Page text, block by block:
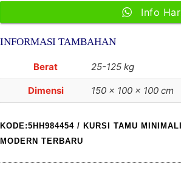
modern
Info
INFORMASI TAMBAHAN
Berat 25-125 kg
Dimensi 150 × 100 × 100 cm
KODE:5HH984454 /KURSI TAMU
MODERN TERBARU